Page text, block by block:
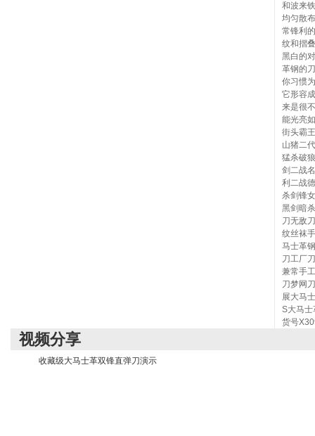
和波来
均匀散
常锋利
纹和摺
黑白的
革钢的
你习惯
它形容
来是很
能光亮
街头霸
山猪二
猛杀破
剑二战
利二战
杀剑锋
黑剑暗
刀无敌
纹丝袜
马士革
刀工厂
兼常手
刀梦网
展大马
S大马
货号
视频分享
收藏级大马士革双锋直弹刀演示